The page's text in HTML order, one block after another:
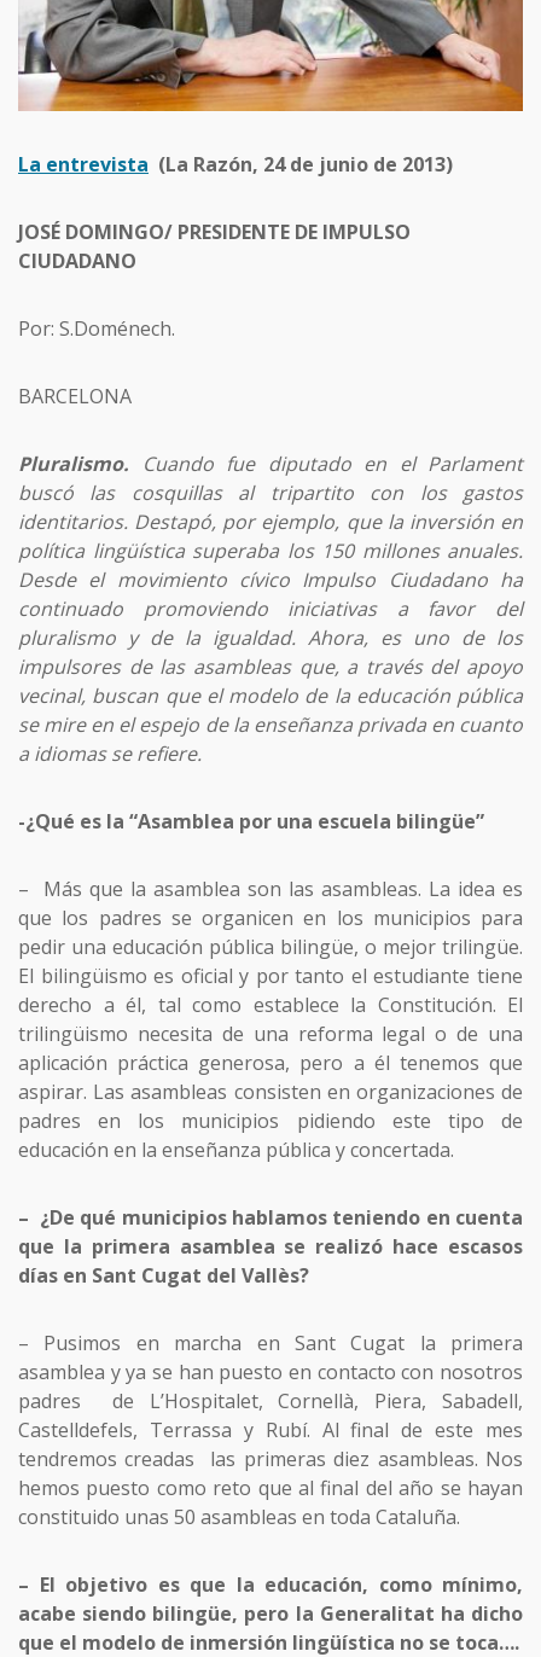
La entrevista (La Razón, 24 de junio de 2013)
JOSÉ DOMINGO/ PRESIDENTE DE IMPULSO
CIUDADANO
Por: S.Doménech.
BARCELONA
Pluralismo. Cuando fue diputado en el Parlament
buscó las cosquillas al tripartito con los gastos
identitarios. Destapó, por ejemplo, que la inversión en
política lingüística superaba los 150 millones anuales.
Desde el movimiento cívico Impulso Ciudadano ha
continuado promoviendo iniciativas a favor del
pluralismo y de la igualdad. Ahora, es uno de los
impulsores de las asambleas que, a través del apoyo
vecinal, buscan que el modelo de la educación pública
se mire en el espejo de la enseñanza privada en cuanto
a idiomas se refiere.
-¿Qué es la “Asamblea por una escuela bilingüe”
– Más que la asamblea son las asambleas. La idea es
que los padres se organicen en los municipios para
pedir una educación pública bilingüe, o mejor trilingüe.
El bilingüismo es oficial y por tanto el estudiante tiene
derecho a él, tal como establece la Constitución. El
trilingüismo necesita de una reforma legal o de una
aplicación práctica generosa, pero a él tenemos que
aspirar. Las asambleas consisten en organizaciones de
padres en los municipios pidiendo este tipo de
educación en la enseñanza pública y concertada.
– ¿De qué municipios hablamos teniendo en cuenta
que la primera asamblea se realizó hace escasos
días en Sant Cugat del Vallès?
– Pusimos en marcha en Sant Cugat la primera
asamblea y ya se han puesto en contacto con nosotros
padres de L’Hospitalet, Cornellà, Piera, Sabadell,
Castelldefels, Terrassa y Rubí. Al final de este mes
tendremos creadas las primeras diez asambleas. Nos
hemos puesto como reto que al final del año se hayan
constituido unas 50 asambleas en toda Cataluña.
– El objetivo es que la educación, como mínimo,
acabe siendo bilingüe, pero la Generalitat ha dicho
que el modelo de inmersión lingüística no se toca….